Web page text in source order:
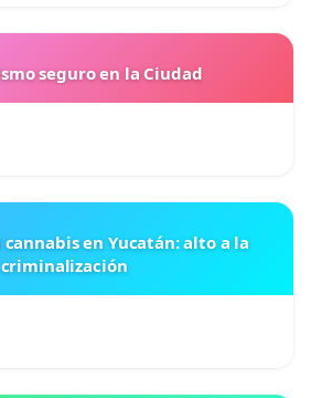
seguro en la Ciudad
en Yucatán: alto a la
criminalización